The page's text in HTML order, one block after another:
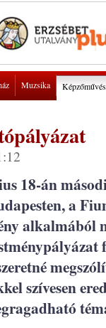
Muzsika
18-án
a
szívesen